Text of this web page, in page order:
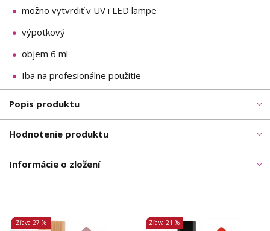
možno vytvrdiť v UV i LED lampe
výpotkový
objem 6 ml
Iba na profesionálne použitie
Popis produktu
Hodnotenie produktu
Informácie o zložení
Zľava 27 %
Zľava 21 %